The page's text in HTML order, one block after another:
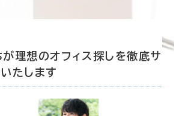
が理想のオフィス探しを徹底サ
たします